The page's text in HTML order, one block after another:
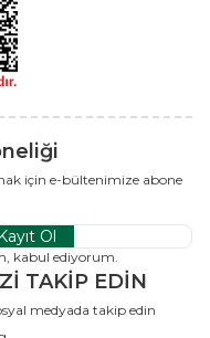
için e-bültenimize abone
Ol
kabul ediyorum.
TAKİP EDİN
medyada takip edin